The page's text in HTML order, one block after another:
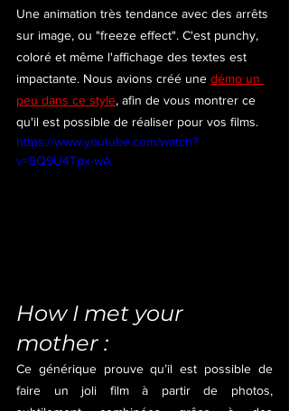
Une animation très tendance avec des arrêts
sur image, ou "freeze effect". C'est punchy,
coloré et même l'affichage des textes est
impactante. Nous avions créé une démo un
peu dans ce style, afin de vous montrer ce
qu'il est possible de réaliser pour vos films.
https://www.youtube.com/watch?
v=5Q9U4Tpx-wA
How I met your
mother :
Ce générique prouve qu’il est possible de
faire un joli film à partir de photos,